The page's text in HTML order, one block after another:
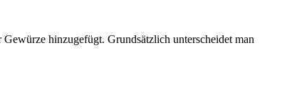
hinzugefügt. Grundsätzlich unterscheidet man